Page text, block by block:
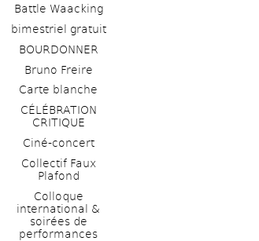
Battle Waacking
bimestriel gratuit
BOURDONNER
Bruno Freire
Carte blanche
CÉLÉBRATION
CRITIQUE
Ciné-concert
Collectif Faux
Plafond
Colloque
international &
soirées de
performances